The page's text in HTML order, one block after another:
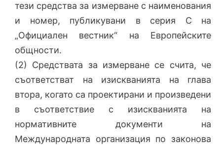
тези средства за измерване с наименования
и номер, публикувани в серия С на
„Официален вестник“ на Европейските
общности.
(2) Средствата за измерване се счита, че
съответстват на изискванията на глава
втора, когато са проектирани и произведени
в съответствие с изискванията на
нормативните документи на
Международната организация по законова